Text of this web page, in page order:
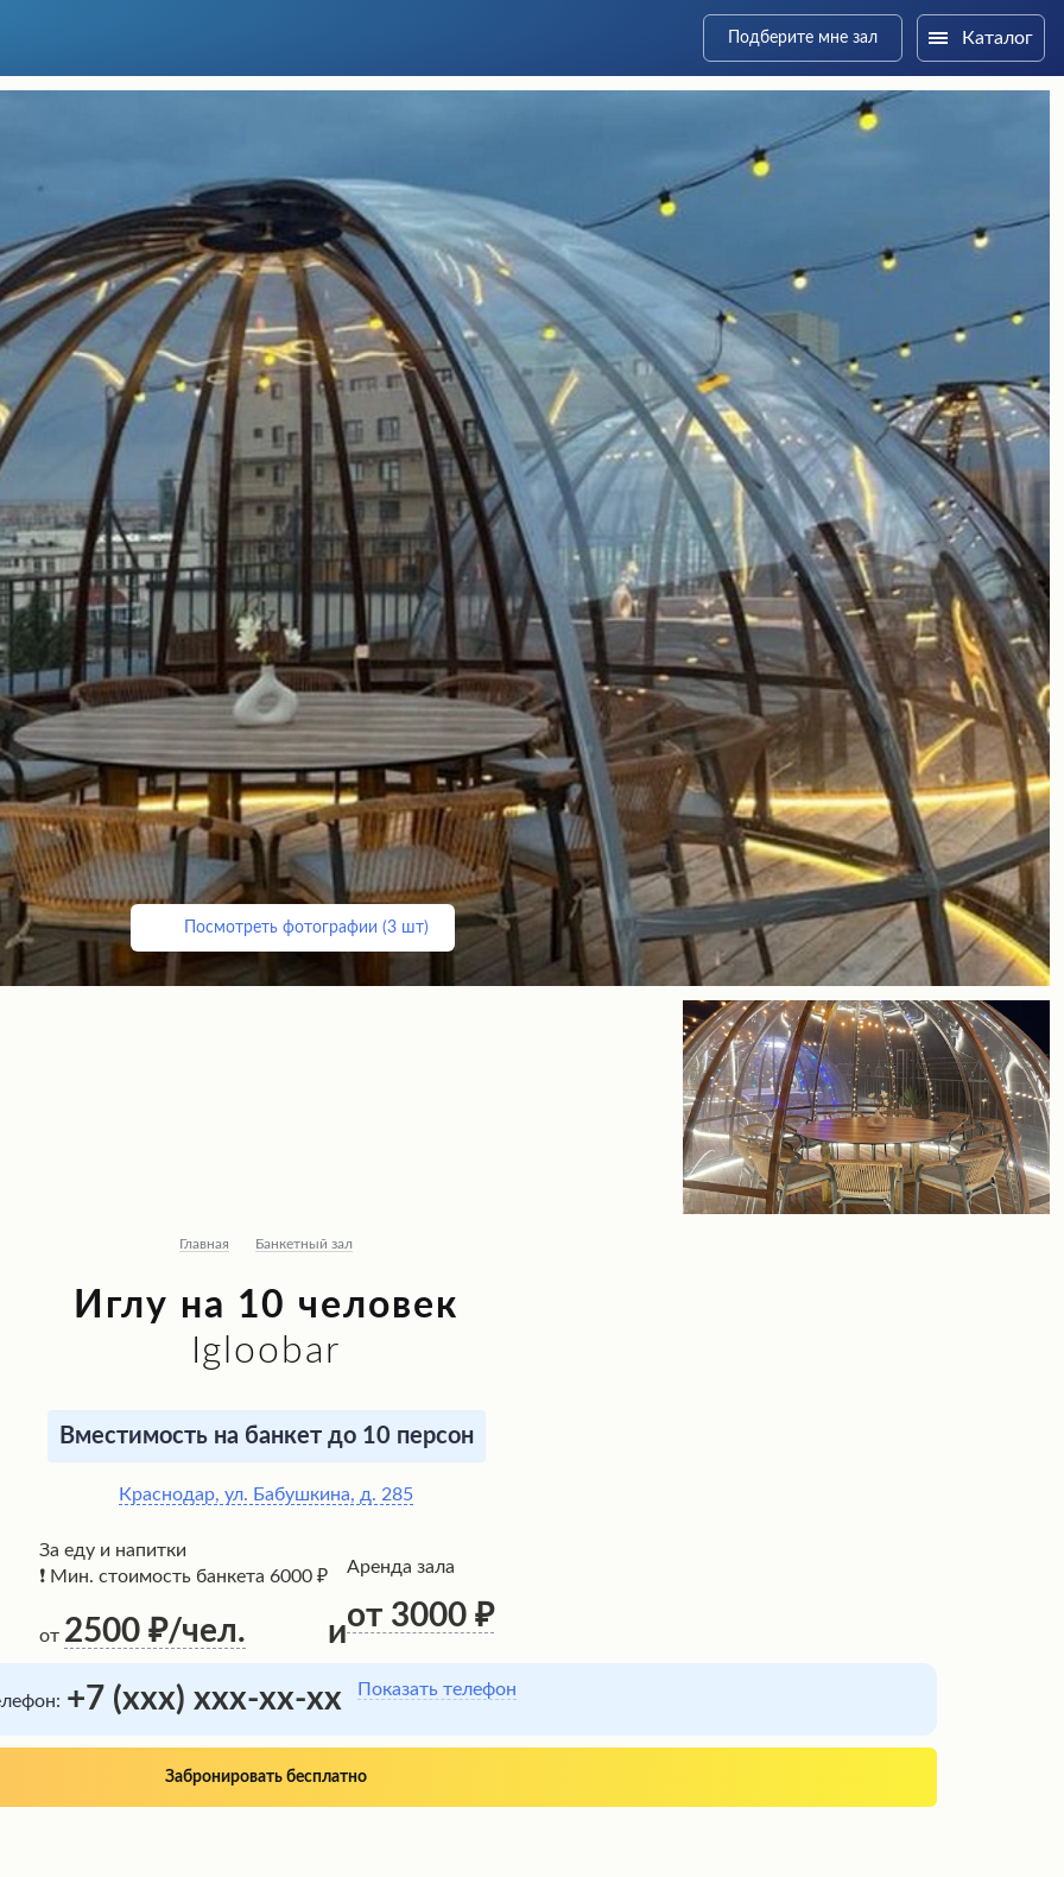
Подберите мне зал Каталог
Посмотреть фотографии (3 шт)
Главная Банкетный зал
Иглу на 10 человек
Igloobar
Вместимость на банкет до 10 персон
Краснодар, ул. Бабушкина, д. 285
За еду и напитки
❗ Мин. стоимость банкета 6000 ₽
от 2500 /чел. и
Аренда зала
от 3000
+7 (xxx) xxx-xx-xx Показать телефон
Забронировать бесплатно